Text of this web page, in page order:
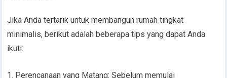
Jika Anda tertarik untuk membangun rumah tingkat
minimalis, berikut adalah beberapa tips yang dapat Anda
ikuti:
1. Perencanaan yang Matang: Sebelum memulai